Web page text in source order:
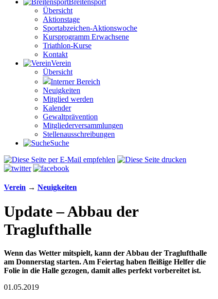
Breiten­sport
Übersicht
Aktionstage
Sportabzeichen-Aktionswoche
Kursprogramm Erwachsene
Triathlon-Kurse
Kontakt
Verein
Übersicht
Interner Bereich
Neuigkeiten
Mitglied werden
Kalender
Gewaltprävention
Mitglieder­versammlungen
Stellen­aus­schrei­bungen
Suche
Verein → Neuigkeiten
Update – Abbau der
Traglufthalle
Wenn das Wetter mitspielt, kann der Abbau der Traglufthalle
am Donnerstag starten. Am Feiertag haben fleißige Helfer die
Folie in die Halle gezogen, damit alles perfekt vorbereitet ist.
01.05.2019